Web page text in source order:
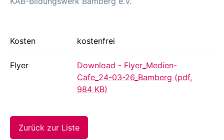
Kosten kostenfrei
Flyer
Download - Flyer_Medien-
Cafe_24-03-26_Bamberg (pdf,
984 KB)
Zurück zur Liste